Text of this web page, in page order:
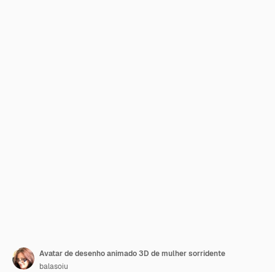
Avatar de desenho animado 3D de mulher sorridente
balasoiu